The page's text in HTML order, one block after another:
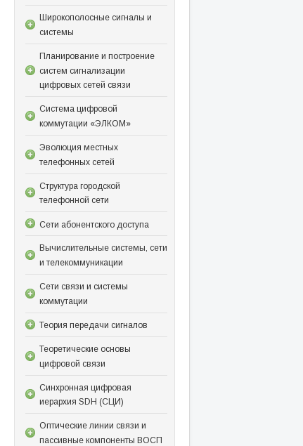
Широкополосные сигналы и
системы
Планирование и построение
систем сигнализации
цифровых сетей связи
Система цифровой
коммутации «ЭЛКОМ»
Эволюция местных
телефонных сетей
Структура городской
телефонной сети
Сети абонентского доступа
Вычислительные системы, сети
и телекоммуникации
Сети связи и системы
коммутации
Теория передачи сигналов
Теоретические основы
цифровой связи
Синхронная цифровая
иерархия SDH (СЦИ)
Оптические линии связи и
пассивные компоненты ВОСП